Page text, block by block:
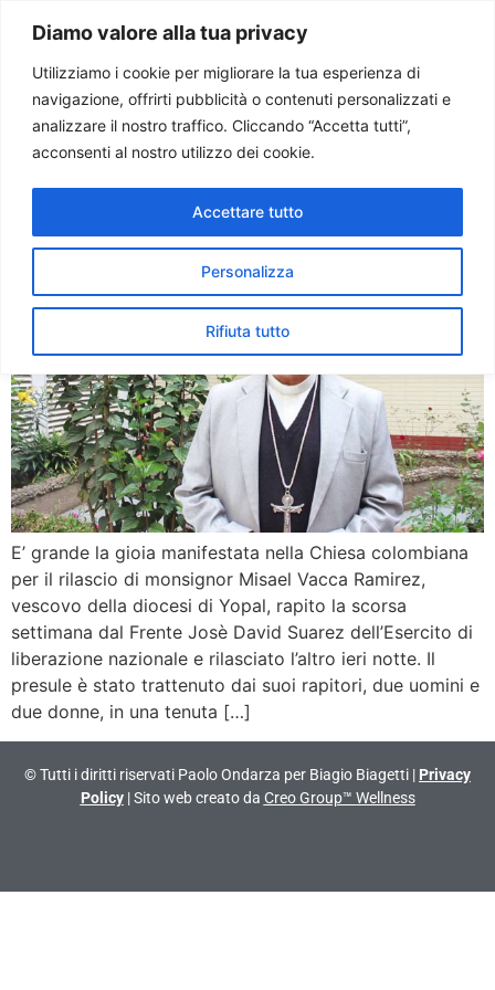
Diamo valore alla tua privacy
Utilizziamo i cookie per migliorare la tua esperienza di
navigazione, offrirti pubblicità o contenuti personalizzati e
analizzare il nostro traffico. Cliccando “Accetta tutti”,
acconsenti al nostro utilizzo dei cookie.
Personalizza
Rifiuta tutto
Accettare tutto
Paolo Ondarza
Tag:COLOMBIA
Liberato il vescovo rapito in
Colombia dall’ELN
E’ grande la gioia manifestata nella Chiesa colombiana
per il rilascio di monsignor Misael Vacca Ramirez,
vescovo della diocesi di Yopal, rapito la scorsa
settimana dal Frente Josè David Suarez dell’Esercito di
liberazione nazionale e rilasciato l’altro ieri notte. Il
presule è stato trattenuto dai suoi rapitori, due uomini e
due donne, in una tenuta […]
© Tutti i diritti riservati Paolo Ondarza per Biagio Biagetti | Privacy
Policy| Sito web creato da Creo Group™ Wellness